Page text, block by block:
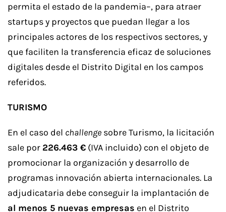
permita el estado de la pandemia–, para atraer
startups y proyectos que puedan llegar a los
principales actores de los respectivos sectores, y
que faciliten la transferencia eficaz de soluciones
digitales desde el Distrito Digital en los campos
referidos.
TURISMO
En el caso del challenge sobre Turismo, la licitación
sale por 226.463 € (IVA incluido) con el objeto de
promocionar la organización y desarrollo de
programas innovación abierta internacionales. La
adjudicataria debe conseguir la implantación de
al menos 5 nuevas empresas en el Distrito